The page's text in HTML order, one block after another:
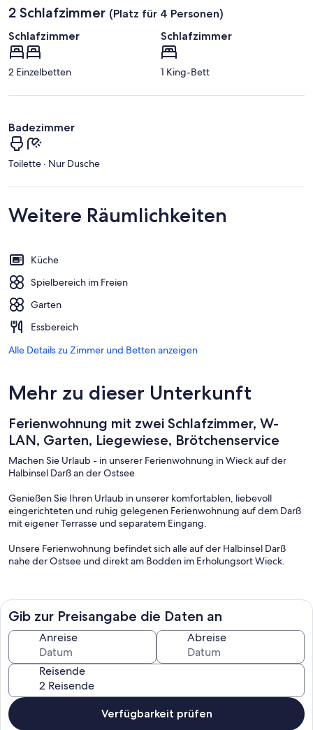
2 Schlafzimmer (Platz für 4 Personen)
Schlafzimmer
2 Einzelbetten
Schlafzimmer
1 King-Bett
Badezimmer
Toilette · Nur Dusche
Weitere Räumlichkeiten
Küche
Spielbereich im Freien
Garten
Essbereich
Alle Details zu Zimmer und Betten anzeigen
Mehr zu dieser Unterkunft
Ferienwohnung mit zwei Schlafzimmer, W-
LAN, Garten, Liegewiese, Brötchenservice
Machen Sie Urlaub - in unserer Ferienwohnung in Wieck auf der
Halbinsel Darß an der Ostsee
Genießen Sie Ihren Urlaub in unserer komfortablen, liebevoll
eingerichteten und ruhig gelegenen Ferienwohnung auf dem Darß
mit eigener Terrasse und separatem Eingang.
Unsere Ferienwohnung befindet sich alle auf der Halbinsel Darß
nahe der Ostsee und direkt am Bodden im Erholungsort Wieck.
der Ferienwohnung vorhanden. Des weiteren bietet unsere
Ferienwohnung auf der Halbinsel Darß an der Ostsee eine Küche
mit Geschirrspüler, Ceranfeld und Mikrowelle und ein Duschbad.
Auf dem Spielplatz im Garten gibt es eine Rutsche, einen
Sandkasten, eine Schaukel, ein Fußballtor, einen Basketballkorb,
eine Nestschaukel und eine Tischtennisplatte.
Somit haben Ihre Kinder keine Langeweile und Sie die Möglichkeit
in Ruhe und genüsslich Ihren Kaffee auf der vor der Ferienwohnung
befindlichen Terrasse zu sich zu nehmen.
Gib zur Preisangabe die Daten an
Anreise Abreise
Reisende
Verfügbarkeit prüfen